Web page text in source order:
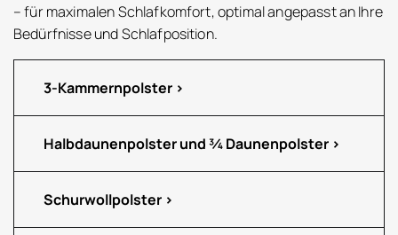
– für maximalen Schlafkomfort, optimal angepasst an Ihre
Bedürfnisse und Schlafposition.
3-Kammernpolster
Halbdaunenpolster und ¾ Daunenpolster
Schurwollpolster